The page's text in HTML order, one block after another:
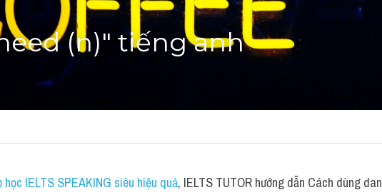
(n)" tiếng anh
học IELTS SPEAKING siêu hiệu quả, IELTS TUTOR hướng dẫn Cách dùng